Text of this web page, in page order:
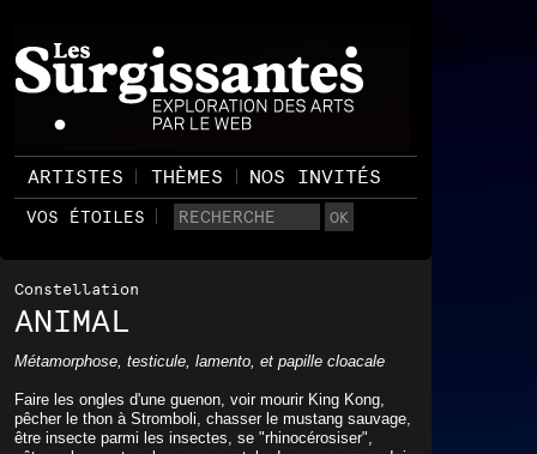
ARTISTES THÈMES NOS INVITÉS
VOS ÉTOILES
Constellation
ANIMAL
Métamorphose, testicule, lamento, et papille cloacale
Faire les ongles d'une guenon, voir mourir King Kong,
pêcher le thon à Stromboli, chasser le mustang sauvage,
être insecte parmi les insectes, se "rhinocérosiser",